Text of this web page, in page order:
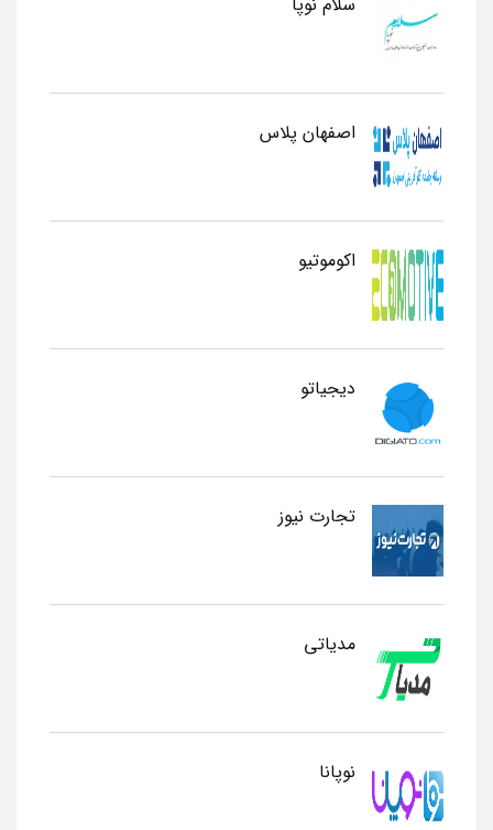
اصفهان پلاس
اکوموتیو
دیجیاتو
تجارت نیوز
مدیاتی
نوپانا